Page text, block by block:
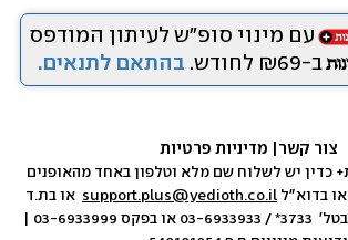
עם מינוי סופ״ש לעיתון המודפס
ב-₪69 לחודש. בהתאם לתנאים.
צור קשר
או בדוא״ל support.plus@yedioth.co.il